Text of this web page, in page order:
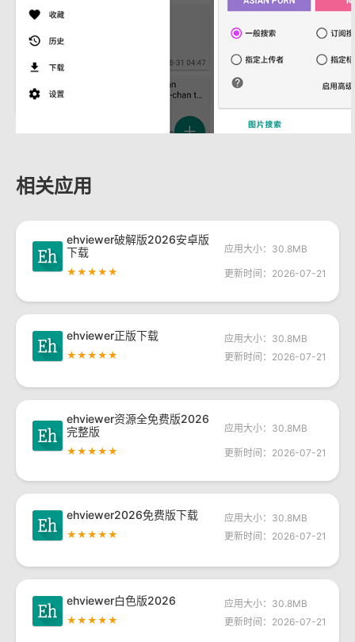
相关应用
ehviewer破解版2026安卓版
下载
★★★★★
应用大小：30.8MB
更新时间：2026-07-21
ehviewer正版下载
★★★★★
应用大小：30.8MB
更新时间：2026-07-21
ehviewer资源全免费版2026
完整版
★★★★★
应用大小：30.8MB
更新时间：2026-07-21
ehviewer2026免费版下载
★★★★★
应用大小：30.8MB
更新时间：2026-07-21
ehviewer白色版2026
★★★★★
应用大小：30.8MB
更新时间：2026-07-21